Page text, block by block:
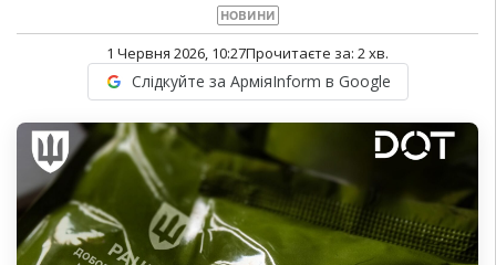
НОВИНИ
1 Червня 2026, 10:27Прочитаєте за: 2хв.
Слідкуйте за АрміяInform в Google